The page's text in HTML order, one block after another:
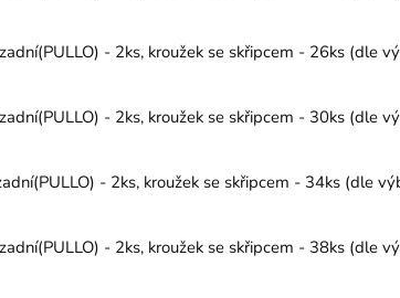
- 2ks, kroužek se skřipcem - 26ks (dle
- 2ks, kroužek se skřipcem - 30ks (dle
- 2ks, kroužek se skřipcem - 34ks (dle
- 2ks, kroužek se skřipcem - 38ks (dle